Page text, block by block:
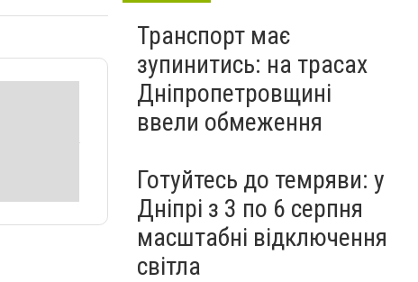
Транспорт має
зупинитись: на трасах
Дніпропетровщині
ввели обмеження
Готуйтесь до темряви: у
Дніпрі з 3 по 6 серпня
масштабні відключення
світла